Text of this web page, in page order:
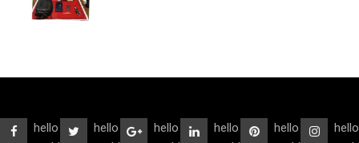
hello
hello
hello
hello
hello
hello